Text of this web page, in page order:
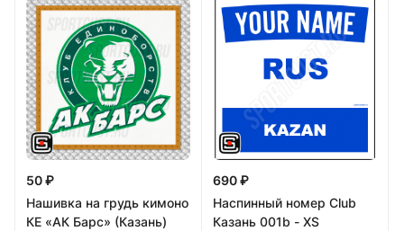
50 ₽
Нашивка на грудь кимоно
КЕ «АК Барс» (Казань)
690 ₽
Наспинный номер Club
Казань 001b - XS